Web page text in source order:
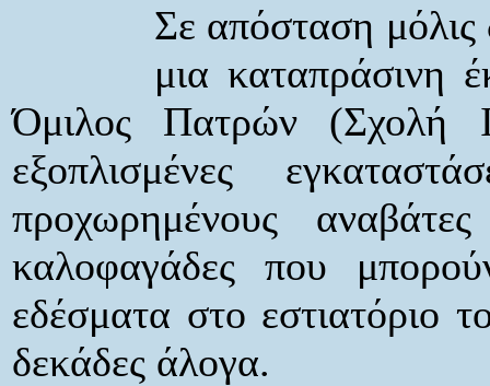
Σε απόσταση
μια καταπράσινη
Όμιλος Πατρών (Σχολή
εξοπλισμένες
προχωρημένους
καλοφαγάδες που
εδέσματα στο εστιατόριο
δεκάδες άλογα.